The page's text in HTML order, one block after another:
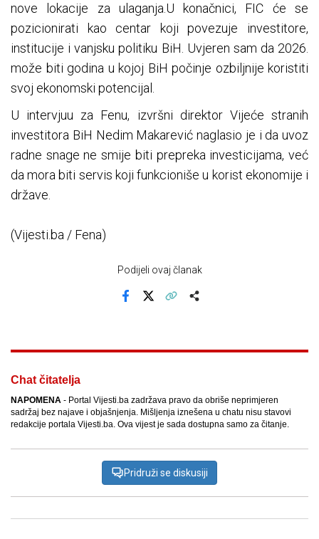
nove lokacije za ulaganja.U konačnici, FIC će se
pozicionirati kao centar koji povezuje investitore,
institucije i vanjsku politiku BiH. Uvjeren sam da 2026.
može biti godina u kojoj BiH počinje ozbiljnije koristiti
svoj ekonomski potencijal.
U intervjuu za Fenu, izvršni direktor Vijeće stranih
investitora BiH Nedim Makarević naglasio je i da uvoz
radne snage ne smije biti prepreka investicijama, već
da mora biti servis koji funkcioniše u korist ekonomije i
države.
(Vijesti.ba / Fena)
Podijeli ovaj članak
Chat čitatelja
NAPOMENA - Portal Vijesti.ba zadržava pravo da obriše neprimjeren
sadržaj bez najave i objašnjenja. Mišljenja iznešena u chatu nisu stavovi
redakcije portala Vijesti.ba. Ova vijest je sada dostupna samo za čitanje.
Pridruži se diskusiji